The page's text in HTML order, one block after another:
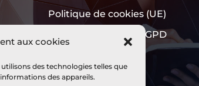
aux cookies
des technologies telles que
des appareils.
Politique de cookies (UE)
Mentions légales – RGPD